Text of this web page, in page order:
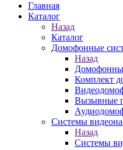
Главная
Каталог
Назад
Каталог
Домофонные
Назад
Комплект
Вызывные
Системы
Назад
Системы